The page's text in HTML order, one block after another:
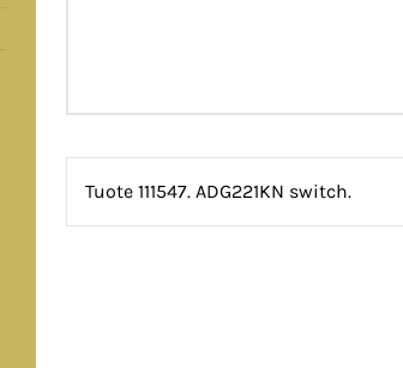
Tuote 111547. ADG221KN switch.